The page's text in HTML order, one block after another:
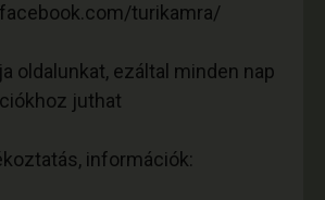
turikamra/
oldalunkat, ezáltal minden nap
juthat
információk: